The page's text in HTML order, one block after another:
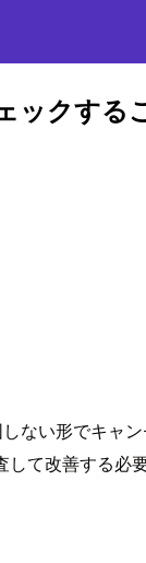
ックする
ない形でキャ
て改善する必要